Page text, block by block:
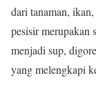
dari tanaman,
pesisir merupakan
menjadi sup,
yang melengkapi